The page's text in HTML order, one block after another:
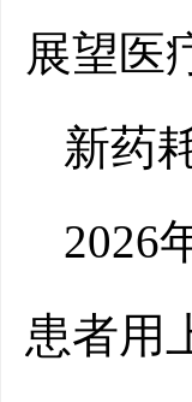
展望医
新药
2026
患者用